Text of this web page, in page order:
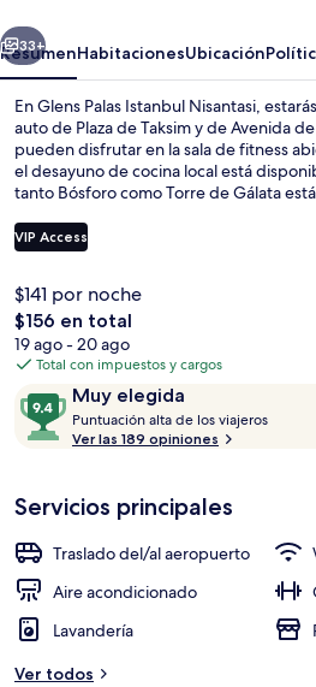
Siguiente
33+
ResumenHabitacionesUbicación
En Glens Palas Istanbul Nisantasi,
auto de Plaza de Taksim y de Avenida
pueden disfrutar en la sala de fitness
el desayuno de cocina local está
tanto Bósforo como Torre de Gálata
Estación de metro Osmanbey está a 7
teleférico de Maçka está a 9 minutos.
VIP Access
$141 por noche
El
precio
total
de
$156
$156 en total
19 ago - 20 ago
Total con impuestos y cargos
OpinionesMuy elegida
9.4
de
10,
elegida
Puntuación alta de los viajeros
c
ó
Ver las 189 opiniones
Servicios principales
Traslado del/al aeropuerto
Aire acondicionado
Lavandería
Ver todos